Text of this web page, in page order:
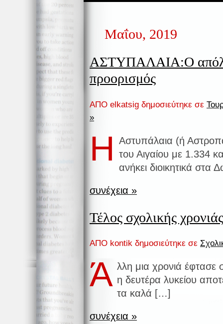
Μαΐου, 2019
ΑΣΤΥΠΑΛΑΙΑ:Ο
προορισμός
ΑΠΟ elkatsig δημοσιεύτηκε σε
»
H
Αστυπάλαια (ή
του Αιγαίου με 1.334
ανήκει διοικητικά
συνέχεια »
Τέλος σχολικής
ΑΠΟ kontik δημοσιεύτηκε σε
Ά λλη μια χρονιά έφτασε
η δευτέρα λυκείου
τα καλά […]
συνέχεια »